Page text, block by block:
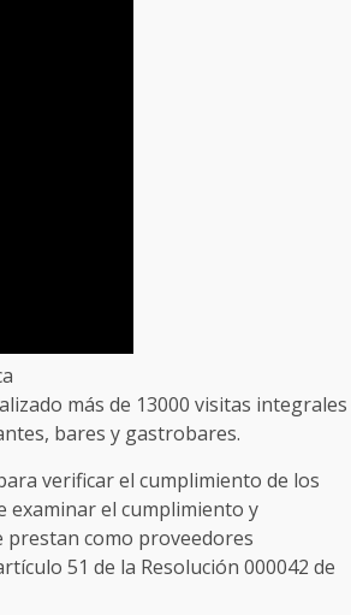
más de 13000 visitas integrales
bares y gastrobares.
verificar el cumplimiento de los
examinar el cumplimiento y
como proveedores
51 de la Resolución 000042 de